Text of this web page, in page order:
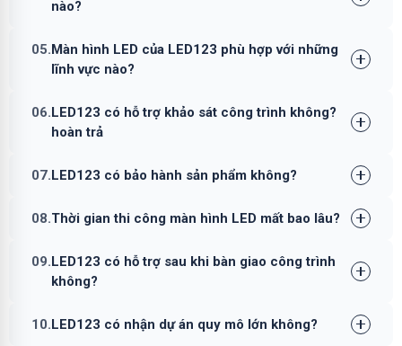
nào?
05.Màn hình LED của LED123 phù hợp với những
lĩnh vực nào?
06.LED123 có hỗ trợ khảo sát công trình không?
hoàn trả
07.LED123 có bảo hành sản phẩm không?
08.Thời gian thi công màn hình LED mất bao lâu?
09.LED123 có hỗ trợ sau khi bàn giao công trình
không?
10.LED123 có nhận dự án quy mô lớn không?